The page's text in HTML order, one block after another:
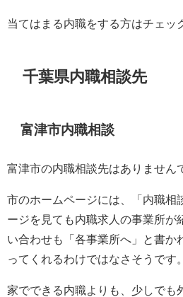
当てはまる内職をする方はチェッ
千葉県内職相談先
富津市内職相談
富津市の内職相談先はありません
市のホームページには、「内職相
ージを見ても内職求人の事業所が
い合わせも「各事業所へ」と書か
ってくれるわけではなさそうです。
家でできる内職よりも、少しでも